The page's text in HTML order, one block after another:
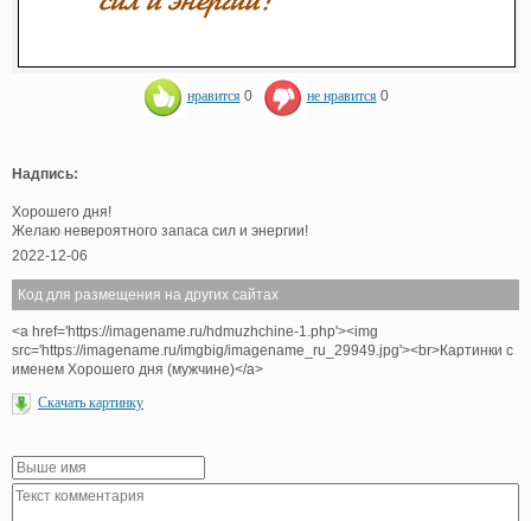
нравится 0 не нравится 0
Надпись:
Хорошего дня!
Желаю невероятного запаса сил и энергии!
2022-12-06
Код для размещения на других сайтах
<a href='https://imagename.ru/hdmuzhchine-1.php'><img
src='https://imagename.ru/imgbig/imagename_ru_29949.jpg'><br>Картинки с
именем Хорошего дня (мужчине)</a>
Скачать картинку